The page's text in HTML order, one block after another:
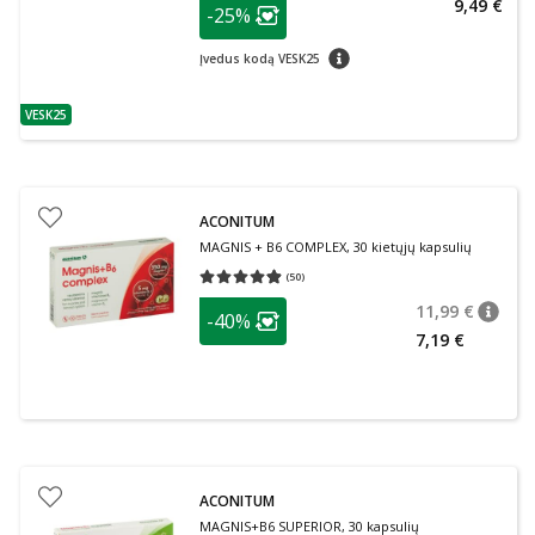
patarimas
VESK25
Lojalumo klubo narių nuolaida
-25%
Įvedus kodą VESK25 patarimas
9,49 €
ACONITUM
MAGNIS + B6 COMPLEX, 30 kietųjų kapsulių
(50)
Vidutinis įvertinimas 4.86
patarimas
Lojalumo klubo narių nuolaida
-40% 11,99 €
7,19 €
ACONITUM
MAGNIS+B6 SUPERIOR, 30 kapsulių